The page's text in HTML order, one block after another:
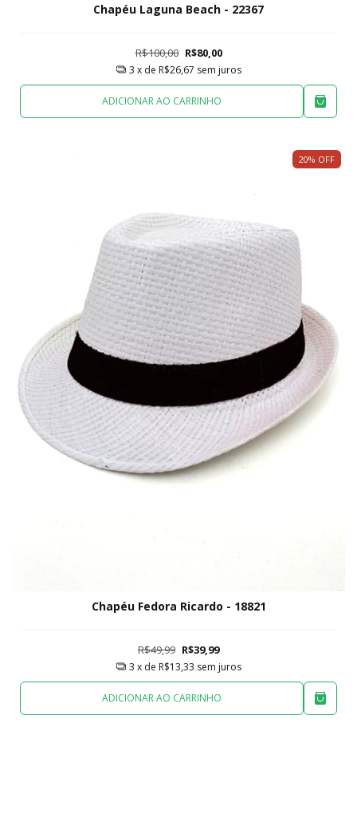
Chapéu Laguna Beach - 22367
R$100,00 R$80,00
3 x de R$26,67 sem juros
ADICIONAR AO CARRINHO
20% OFF
Chapéu Fedora Ricardo - 18821
R$49,99 R$39,99
3 x de R$13,33 sem juros
ADICIONAR AO CARRINHO